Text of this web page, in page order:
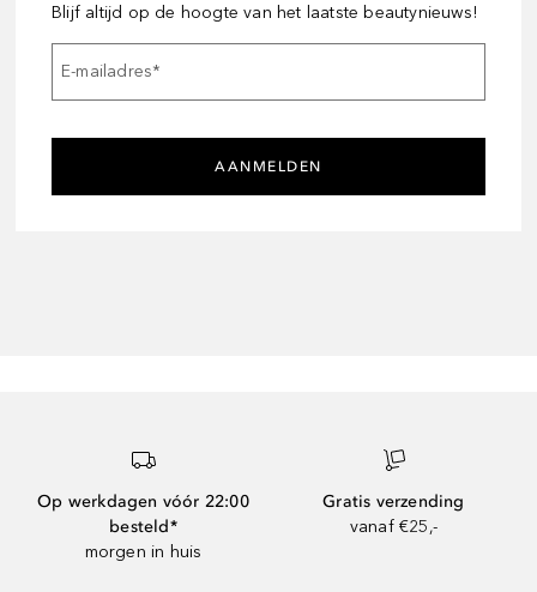
Blijf altijd op de hoogte van het laatste beautynieuws!
E-mailadres*
AANMELDEN
Op werkdagen vóór 22:00
besteld*
morgen in huis
Gratis verzending
vanaf €25,-